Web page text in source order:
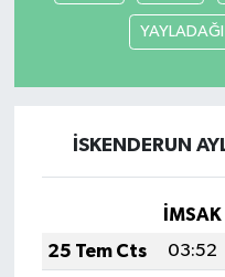
YAYLADAĞI
İSKENDERUN
İMSAK
25 Tem Cts
03:52
Kütahya
Otomobil
Politika